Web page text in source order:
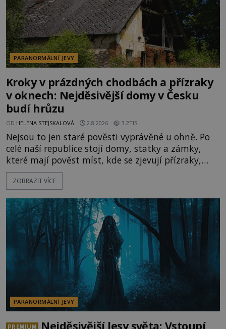
PARANORMÁLNÍ JEVY
Kroky v prázdných chodbách a přízraky
v oknech: Nejděsivější domy v Česku
budí hrůzu
OD HELENA STEJSKALOVÁ 2.8.2026 3.2TIS
Nejsou to jen staré pověsti vyprávěné u ohně. Po
celé naší republice stojí domy, statky a zámky,
které mají pověst míst, kde se zjevují přízraky,
ozývají nevysvětlitelné zvuky nebo se dějí podivné
jevy. Zatímco historici většinou hledají racionální
lokality vykazují nápadně podobná svědectví po
celé generace. A právě tato opakující se svědectví
ZOBRAZIT VÍCE
PARANORMÁLNÍ JEVY
PREMIUM
Nejděsivější lesy světa: Vstoupí